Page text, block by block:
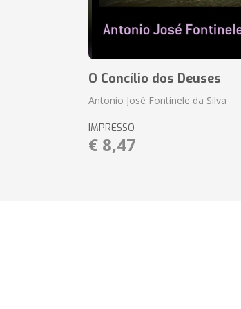
O Concílio dos Deuses
Antonio José Fontinele da Silva
IMPRESSO
€ 8,47